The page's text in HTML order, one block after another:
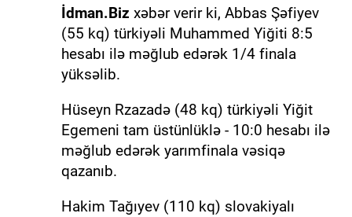
İdman.Biz xəbər verir ki, Abbas Şəfiyev
(55 kq) türkiyəli Muhammed Yiğiti 8:5
hesabı ilə məğlub edərək 1/4 finala
yüksəlib.
Hüseyn Rzazadə (48 kq) türkiyəli Yiğit
Egemeni tam üstünlüklə - 10:0 hesabı ilə
məğlub edərək yarımfinala vəsiqə
qazanıb.
Hakim Tağıyev (110 kq) slovakiyalı